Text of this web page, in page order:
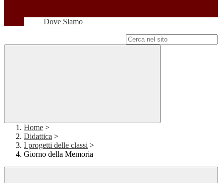
Dove Siamo
Home >
Didattica >
I progetti delle classi >
Giorno della Memoria